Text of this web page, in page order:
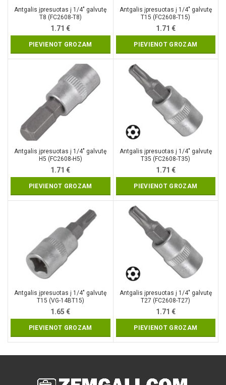
Antgalis įpresuotas į 1/4″ galvutę
T8 (FC2608-T8)
1.71€
PIEVIENOT GROZAM
Antgalis įpresuotas į 1/4″ galvutę
T15 (FC2608-T15)
1.71 €
PIEVIENOT GROZAM
Antgalis įpresuotas į 1/4″ galvutę
H5 (FC2608-H5)
1.71€
PIEVIENOT GROZAM
Antgalis įpresuotas į 1/4″ galvutę
T35 (FC2608-T35)
1.71 €
PIEVIENOT GROZAM
Antgalis įpresuotas į 1/4″ galvutę
T15 (VG-14BT15)
1.65€
PIEVIENOT GROZAM
Antgalis įpresuotas į 1/4″ galvutę
T27 (FC2608-T27)
1.71 €
PIEVIENOT GROZAM